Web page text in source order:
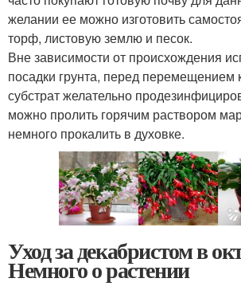
желании ее можно изготовить
торф, листовую землю и песок.
Вне зависимости от происхождения
посадки грунта, перед перемещением
субстрат желательно
можно пролить горячим раствором
немного прокалить в духовке.
Уход за декабристом в
Немного о растении